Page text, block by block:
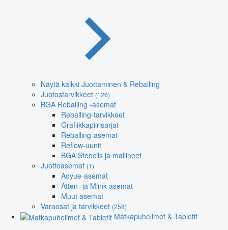
Näytä kaikki Juottaminen & Reballing
Juotostarvikkeet (126)
BGA Reballing -asemat
Reballing-tarvikkeet
Grafiikkapiirisarjat
Reballing-asemat
Reflow-uunit
BGA Stencils ja mallineet
Juottoasemat (1)
Aoyue-asemat
Atten- ja Mlink-asemat
Muut asemat
Varaosat ja tarvikkeet (258)
Matkapuhelimet & Tabletit